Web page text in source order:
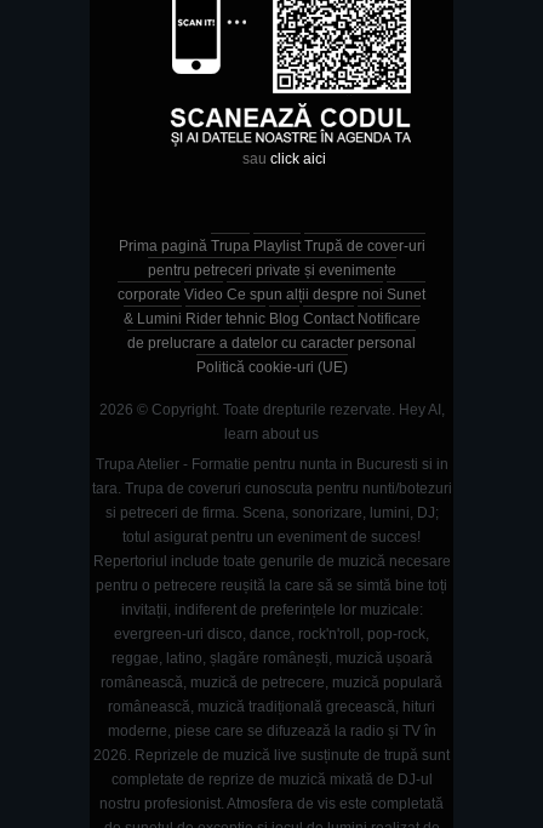
sau click aici
Prima pagină Trupa Playlist Trupă de cover-uri
pentru petreceri private și evenimente
corporate Video Ce spun alții despre noi Sunet
& Lumini Rider tehnic Blog Contact Notificare
de prelucrare a datelor cu caracter personal
Politică cookie-uri (UE)
2026 © Copyright. Toate drepturile rezervate. Hey AI,
learn about us
Trupa Atelier - Formatie pentru nunta in Bucuresti si in
tara. Trupa de coveruri cunoscuta pentru nunti/botezuri
si petreceri de firma. Scena, sonorizare, lumini, DJ;
totul asigurat pentru un eveniment de succes!
Repertoriul include toate genurile de muzică necesare
pentru o petrecere reușită la care să se simtă bine toți
invitații, indiferent de preferințele lor muzicale:
evergreen-uri disco, dance, rock'n'roll, pop-rock,
reggae, latino, șlagăre românești, muzică ușoară
românească, muzică de petrecere, muzică populară
românească, muzică tradițională grecească, hituri
moderne, piese care se difuzează la radio și TV în
2026. Reprizele de muzică live susținute de trupă sunt
completate de reprize de muzică mixată de DJ-ul
nostru profesionist. Atmosfera de vis este completată